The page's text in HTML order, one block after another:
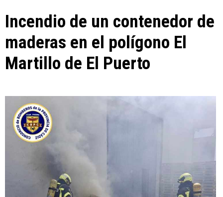
Incendio de un contenedor de
maderas en el polígono El
Martillo de El Puerto